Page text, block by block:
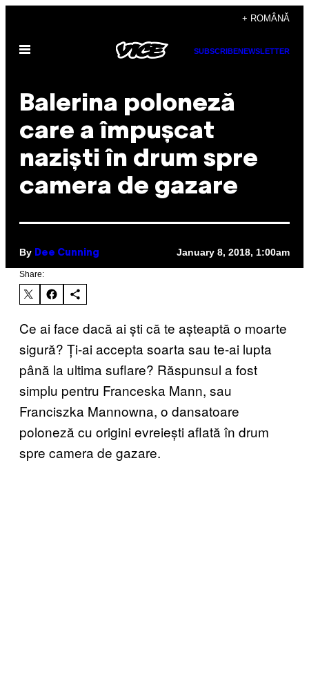
content
+ ROMÂNĂ
Open
SUBSCRIBENEWSLETTER
Balerina poloneză
care a împușcat
naziști în drum spre
camera de gazare
By Dee Cunning January 8, 2018, 1:00am
Share:
Ce ai face dacă ai ști că te așteaptă o moarte
sigură? Ți-ai accepta soarta sau te-ai lupta
până la ultima suflare? Răspunsul a fost
simplu pentru Franceska Mann, sau
Franciszka Mannowna, o dansatoare
poloneză cu origini evreiești aflată în drum
spre camera de gazare.